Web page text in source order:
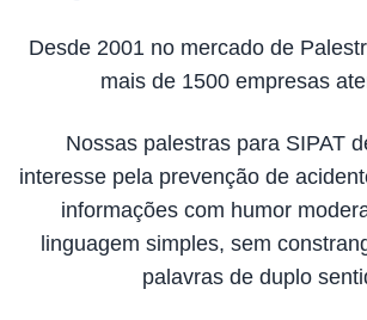
Desde 2001 no mercado de
mais de 1500 empresas
Nossas palestras para SIPAT
interesse pela prevenção de
informações com humor
linguagem simples, sem
palavras de duplo